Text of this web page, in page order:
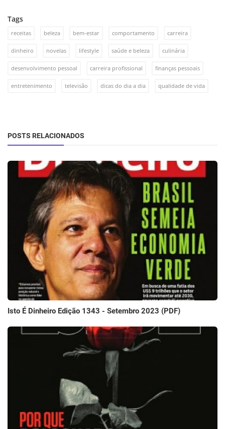
Tags
receitas beleza bem-estar comportamento carreira
dinheiro novelas lifestyle saúde e beleza culinária
desenvolvimento pessoal carreira profissional finanças pessoais
entretenimento televisão dicas do dia a dia qualidade de vida
POSTS RELACIONADOS
Isto É Dinheiro Edição 1343 - Setembro 2023 (PDF)